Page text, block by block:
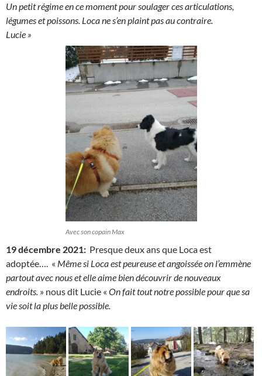
Un petit régime en ce moment pour soulager ces articulations,
légumes et poissons. Loca ne s’en plaint pas au contraire.
Lucie »
Avec son copain Max
19 décembre 2021: Presque deux ans que Loca est
adoptée…. « Même si Loca est peureuse et angoissée on l’emmène
partout avec nous et elle aime bien découvrir de nouveaux
endroits. » nous dit Lucie « On fait tout notre possible pour que sa
vie soit la plus belle possible.